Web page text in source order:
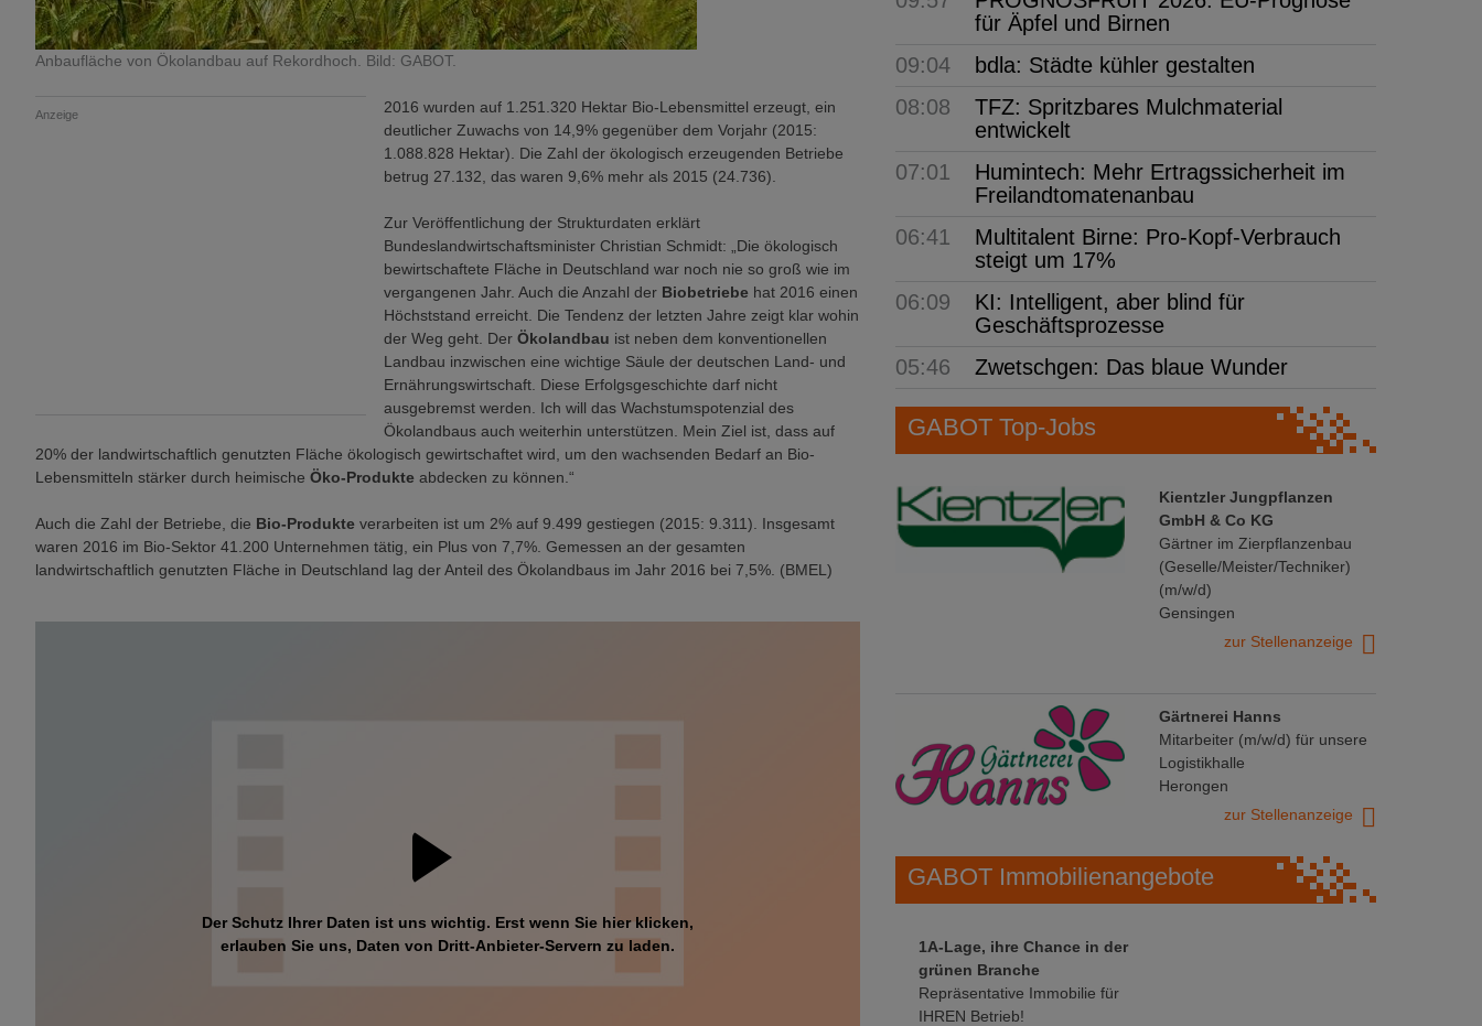
Anbaufläche von Ökolandbau auf Rekordhoch. Bild: GABOT.
Anzeige
2016 wurden auf 1.251.320 Hektar Bio-Lebensmittel erzeugt, ein
deutlicher Zuwachs von 14,9% gegenüber dem Vorjahr (2015:
1.088.828 Hektar). Die Zahl der ökologisch erzeugenden Betriebe
betrug 27.132, das waren 9,6% mehr als 2015 (24.736).
Zur Veröffentlichung der Strukturdaten erklärt
Bundeslandwirtschaftsminister Christian Schmidt: „Die ökologisch
bewirtschaftete Fläche in Deutschland war noch nie so groß wie im
vergangenen Jahr. Auch die Anzahl der Biobetriebe hat 2016 einen
Höchststand erreicht. Die Tendenz der letzten Jahre zeigt klar wohin
der Weg geht. Der Ökolandbau ist neben dem konventionellen
Landbau inzwischen eine wichtige Säule der deutschen Land- und
Ernährungswirtschaft. Diese Erfolgsgeschichte darf nicht
ausgebremst werden. Ich will das Wachstumspotenzial des
Ökolandbaus auch weiterhin unterstützen. Mein Ziel ist, dass auf
20% der landwirtschaftlich genutzten Fläche ökologisch gewirtschaftet wird, um den wachsenden Bedarf an Bio-
Lebensmitteln stärker durch heimische Öko-Produkte abdecken zu können.“
Auch die Zahl der Betriebe, die Bio-Produkte verarbeiten ist um 2% auf 9.499 gestiegen (2015: 9.311). Insgesamt
waren 2016 im Bio-Sektor 41.200 Unternehmen tätig, ein Plus von 7,7%. Gemessen an der gesamten
landwirtschaftlich genutzten Fläche in Deutschland lag der Anteil des Ökolandbaus im Jahr 2016 bei 7,5%. (BMEL)
Der Schutz Ihrer Daten ist uns wichtig. Erst wenn Sie hier klicken,
erlauben Sie uns, Daten von Dritt-Anbieter-Servern zu laden.
für Äpfel und Birnen
09:04
bdla: Städte kühler gestalten
08:08
TFZ: Spritzbares Mulchmaterial
entwickelt
07:01
Humintech: Mehr Ertragssicherheit im
Freilandtomatenanbau
06:41
Multitalent Birne: Pro-Kopf-Verbrauch
steigt um 17%
06:09
KI: Intelligent, aber blind für
Geschäftsprozesse
05:46
Zwetschgen: Das blaue Wunder
GABOT Top-Jobs
Kientzler Jungpflanzen
GmbH & Co KG
Gärtner im Zierpflanzenbau
(Geselle/Meister/Techniker)
(m/w/d)
Gensingen
zur Stellenanzeige
Gärtnerei Hanns
Mitarbeiter (m/w/d) für unsere
Logistikhalle
Herongen
zur Stellenanzeige
GABOT Immobilienangebote
1A-Lage, ihre Chance in der
grünen Branche
Repräsentative Immobilie für
IHREN Betrieb!